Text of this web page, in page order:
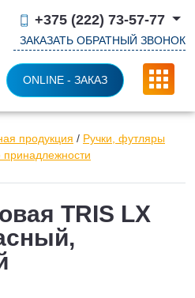
+375 (222) 73-57-77
ЗАКАЗАТЬ ОБРАТНЫЙ ЗВОНОК
ONLINE - ЗАКАЗ
продукция / Ручки, футляры
TRIS LX